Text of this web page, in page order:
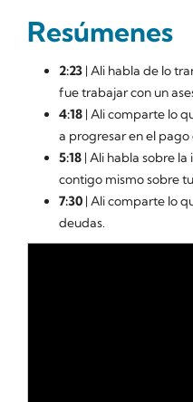
Resúmenes
2:23 | Ali habla de lo
fue trabajar con un
4:18 | Ali comparte lo
a progresar en el pago
5:18 | Ali habla sobre
contigo mismo sobre
7:30 | Ali comparte lo
deudas.